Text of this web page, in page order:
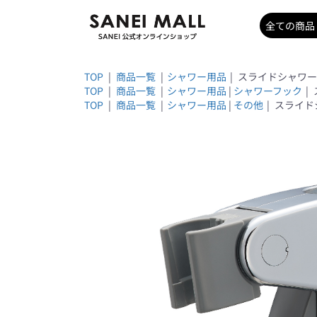
TOP | 商品一覧 | シャワー用品 | スライドシャワ
TOP | 商品一覧 | シャワー用品 | シャワーフック |
TOP | 商品一覧 | シャワー用品 | その他 | スライ